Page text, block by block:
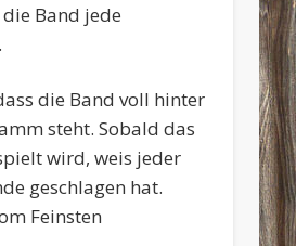
Band jede
die Band voll hinter
steht. Sobald das
wird, weis jeder
geschlagen hat.
Feinsten